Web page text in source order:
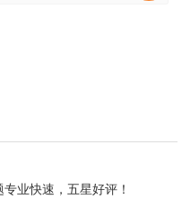
业快速，五星好评！